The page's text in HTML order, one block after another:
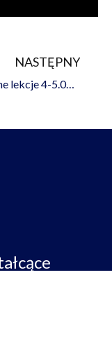
NASTĘPNY
Skrócone lekcje 4-5.09.2024 r.